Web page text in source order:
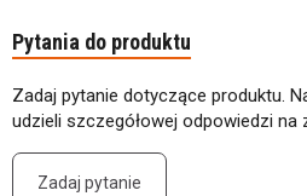
Pytania do produktu
Zadaj pytanie dotyczące produktu.
udzieli szczegółowej odpowiedzi na
Zadaj pytanie